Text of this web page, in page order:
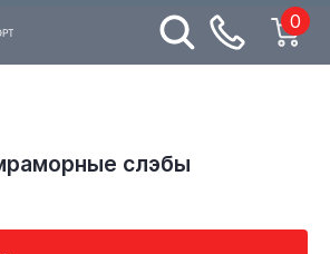
0
слэбы